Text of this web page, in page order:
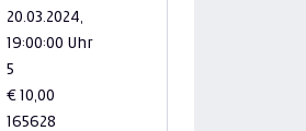
20.03.2024,
19:00:00 Uhr
5
€ 10,00
165628